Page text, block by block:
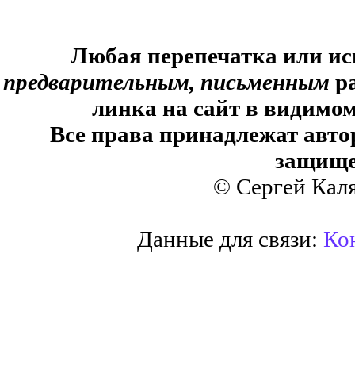
Любая перепечатка или
предварительным, письменным
линка на сайт в
Все права принадлежат
© Сергей
Данные для связи: